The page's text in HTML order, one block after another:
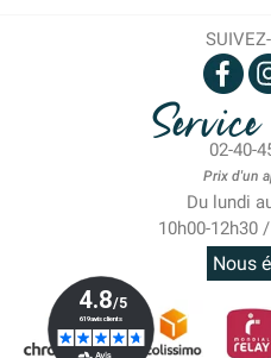
02-40-
Prix d'un
Du lundi
10h00-12h30
Nous